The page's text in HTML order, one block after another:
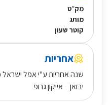
מק״ט
מותג
קוטר שעון
אחריות
שנה אחריות ע"י אפל ישראל
יבואן - אייקון גרופ